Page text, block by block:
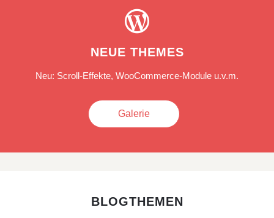

NEUE THEMES
Neu: Scroll-Effekte, WooCommerce-Module u.v.m.
Galerie
BLOGTHEMEN